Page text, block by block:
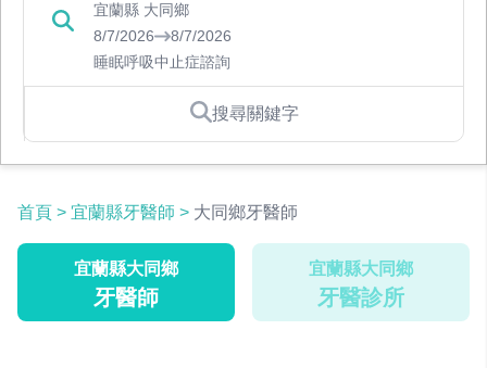
宜蘭縣 大同鄉
8/7/2026
8/7/2026
睡眠呼吸中止症諮詢
搜尋關鍵字
首頁 > 宜蘭縣牙醫師 > 大同鄉牙醫師
宜蘭縣大同鄉
牙醫師
宜蘭縣大同鄉
牙醫診所